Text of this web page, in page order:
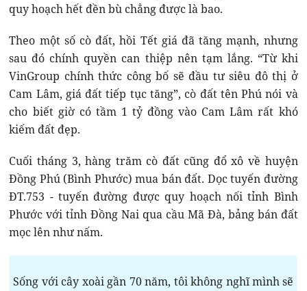
quy hoạch hết đền bù chẳng được là bao.
Theo một số cò đất, hồi Tết giá đã tăng mạnh, nhưng
sau đó chính quyền can thiệp nên tạm lắng. “Từ khi
VinGroup chính thức công bố sẽ đầu tư siêu đô thị ở
Cam Lâm, giá đất tiếp tục tăng”, cò đất tên Phú nói và
cho biết giờ có tầm 1 tỷ đồng vào Cam Lâm rất khó
kiếm đất đẹp.
Cuối tháng 3, hàng trăm cò đất cũng đổ xô về huyện
Đồng Phú (Bình Phước) mua bán đất. Dọc tuyến đường
ĐT.753 - tuyến đường được quy hoạch nối tỉnh Bình
Phước với tỉnh Đồng Nai qua cầu Mã Đà, bảng bán đất
mọc lên như nấm.
Sống với cây xoài gần 70 năm, tôi không nghĩ mình sẽ